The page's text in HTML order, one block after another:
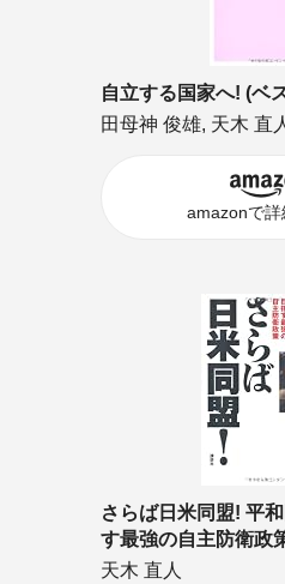
自立する国家へ! (ベ
田母神 俊雄, 天木 直
amazonで
さらば日米同盟! 平
す最強の自主防衛政
天木 直人